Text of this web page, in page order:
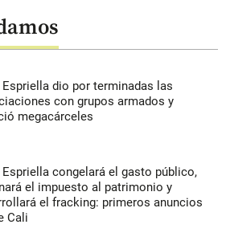
Espriella dio por terminadas las
con grupos armados y
megacárceles
Espriella congelará el gasto público,
el impuesto al patrimonio y
el fracking: primeros anuncios
Cali